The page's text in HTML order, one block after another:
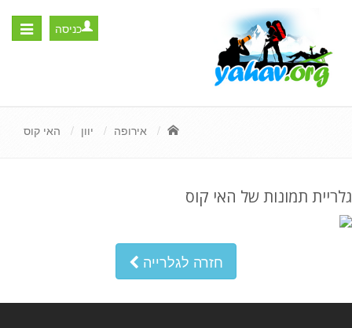
Toggle
כניסה
אירופה יוון האי קוס
גלריית תמונות של האי קוס
חזרה לגלרייה